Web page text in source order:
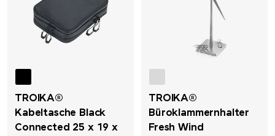
TROIKA®
Kabeltasche Black
Connected 25 x 19 x
TROIKA®
Büroklammernhalter
Fresh Wind